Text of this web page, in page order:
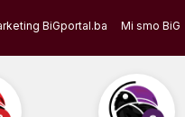
BiGportal.ba Mi smo BiG